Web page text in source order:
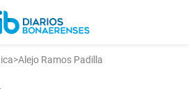
>Alejo Ramos Padilla